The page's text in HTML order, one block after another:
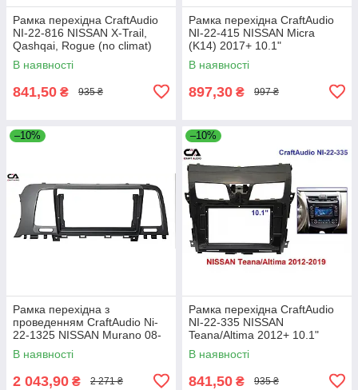
Рамка перехідна CraftAudio
NI-22-816 NISSAN X-Trail,
Qashqai, Rogue (no climat)
10,1"
В наявності
841,50 ₴ 935 ₴
Рамка перехідна CraftAudio
NI-22-415 NISSAN Micra
(K14) 2017+ 10.1"
В наявності
897,30 ₴ 997 ₴
–10%
Рамка перехідна з
проведенням CraftAudio Ni-
22-1325 NISSAN Murano 08-
14 9"
В наявності
2 043,90 ₴ 2 271 ₴
–10%
Рамка перехідна CraftAudio
NI-22-335 NISSAN
Teana/Altima 2012+ 10.1"
В наявності
841,50 ₴ 935 ₴